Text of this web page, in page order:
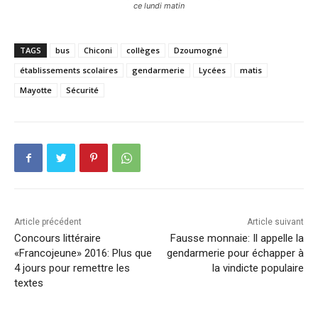
ce lundi matin
TAGS bus Chiconi collèges
Dzoumogné
établissements scolaires
gendarmerie Lycées
matis
Mayotte
Sécurité
Article précédent
Concours littéraire
«Francojeune» 2016: Plus que
4 jours pour remettre les
textes
Article suivant
Fausse monnaie: Il appelle la
gendarmerie pour échapper à
la vindicte populaire